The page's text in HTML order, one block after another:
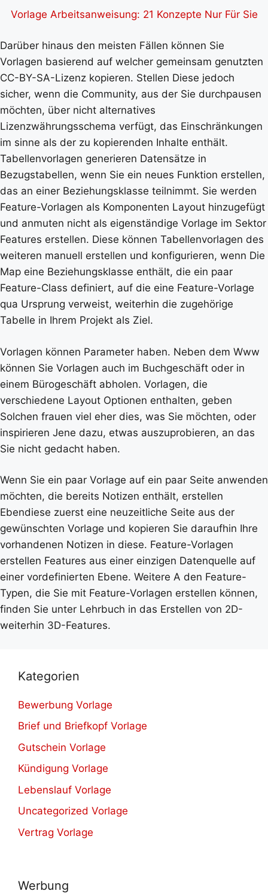
Vorlage Arbeitsanweisung: 21 Konzepte Nur Für Sie
Darüber hinaus den meisten Fällen können Sie
Vorlagen basierend auf welcher gemeinsam genutzten
CC-BY-SA-Lizenz kopieren. Stellen Diese jedoch
sicher, wenn die Community, aus der Sie durchpausen
möchten, über nicht alternatives
Lizenzwährungsschema verfügt, das Einschränkungen
im sinne als der zu kopierenden Inhalte enthält.
Tabellenvorlagen generieren Datensätze in
Bezugstabellen, wenn Sie ein neues Funktion erstellen,
das an einer Beziehungsklasse teilnimmt. Sie werden
Feature-Vorlagen als Komponenten Layout hinzugefügt
und anmuten nicht als eigenständige Vorlage im Sektor
Features erstellen. Diese können Tabellenvorlagen des
weiteren manuell erstellen und konfigurieren, wenn Die
Map eine Beziehungsklasse enthält, die ein paar
Feature-Class definiert, auf die eine Feature-Vorlage
qua Ursprung verweist, weiterhin die zugehörige
Tabelle in Ihrem Projekt als Ziel.
Vorlagen können Parameter haben. Neben dem Www
können Sie Vorlagen auch im Buchgeschäft oder in
einem Bürogeschäft abholen. Vorlagen, die
verschiedene Layout Optionen enthalten, geben
Solchen frauen viel eher dies, was Sie möchten, oder
inspirieren Jene dazu, etwas auszuprobieren, an das
Sie nicht gedacht haben.
Wenn Sie ein paar Vorlage auf ein paar Seite anwenden
möchten, die bereits Notizen enthält, erstellen
Ebendiese zuerst eine neuzeitliche Seite aus der
gewünschten Vorlage und kopieren Sie daraufhin Ihre
vorhandenen Notizen in diese. Feature-Vorlagen
erstellen Features aus einer einzigen Datenquelle auf
einer vordefinierten Ebene. Weitere A den Feature-
Typen, die Sie mit Feature-Vorlagen erstellen können,
finden Sie unter Lehrbuch in das Erstellen von 2D-
weiterhin 3D-Features.
Kategorien
Bewerbung Vorlage
Brief und Briefkopf Vorlage
Gutschein Vorlage
Kündigung Vorlage
Lebenslauf Vorlage
Uncategorized Vorlage
Vertrag Vorlage
Werbung